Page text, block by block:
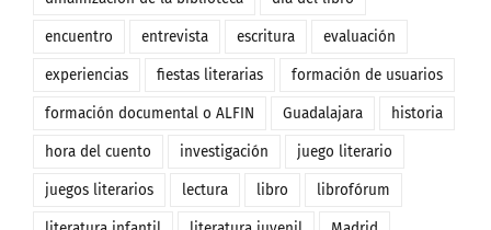
encuentro entrevista escritura evaluación
experiencias fiestas literarias formación de usuarios
formación documental o ALFIN Guadalajara historia
hora del cuento investigación juego literario
juegos literarios lectura libro librofórum